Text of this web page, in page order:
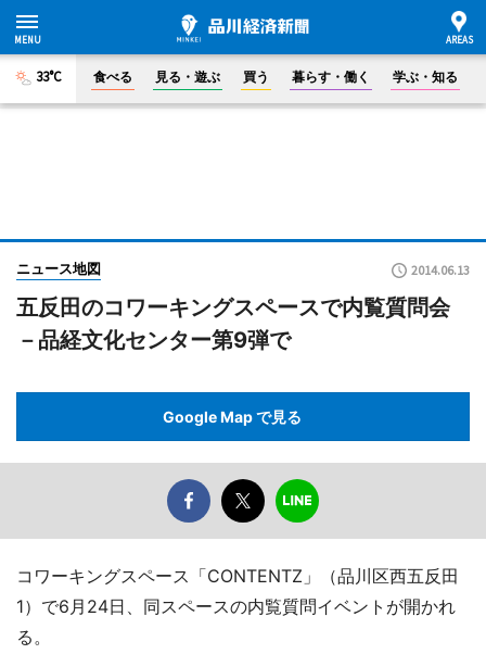
33°C 食べる 見る・遊ぶ 買う 暮らす・働く 学ぶ・知る
ニュース地図 2014.06.13
五反田のコワーキングスペースで内覧質問会
－品経文化センター第9弾で
Google Map で見る
コワーキングスペース「CONTENTZ」（品川区西五反田
1）で6月24日、同スペースの内覧質問イベントが開かれ
る。